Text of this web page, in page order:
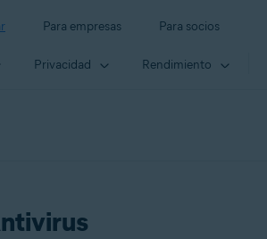
Para empresas Para socios
Privacidad Rendimiento